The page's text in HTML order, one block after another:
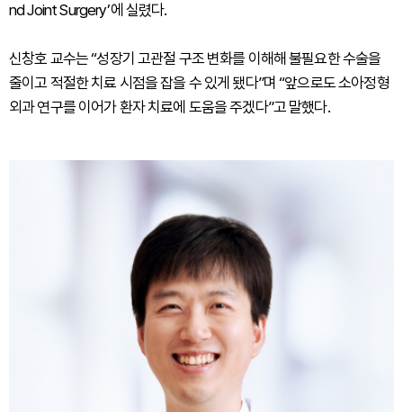
nd Joint Surgery’에 실렸다.
신창호 교수는 “성장기 고관절 구조 변화를 이해해 불필요한 수술을
줄이고 적절한 치료 시점을 잡을 수 있게 됐다”며 “앞으로도 소아정형
외과 연구를 이어가 환자 치료에 도움을 주겠다”고 말했다.